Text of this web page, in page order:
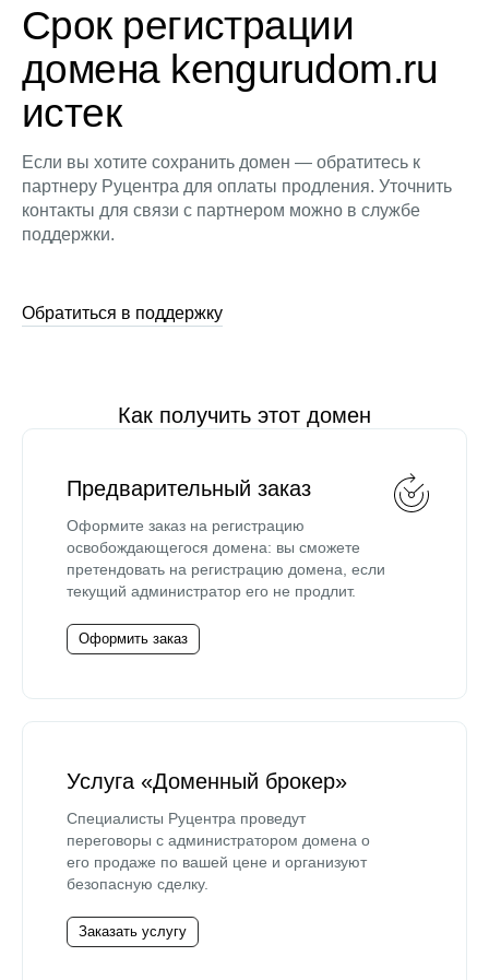
Срок регистрации
домена kengurudom.ru
истек
Если вы хотите сохранить домен — обратитесь к
партнеру Руцентра для оплаты продления. Уточнить
контакты для связи с партнером можно в службе
поддержки.
Обратиться в поддержку
Как получить этот домен
Предварительный заказ
Оформите заказ на регистрацию
освобождающегося домена: вы сможете
претендовать на регистрацию домена, если
текущий администратор его не продлит.
Оформить заказ
Услуга «Доменный брокер»
Специалисты Руцентра проведут
переговоры с администратором домена о
его продаже по вашей цене и организуют
безопасную сделку.
Заказать услугу